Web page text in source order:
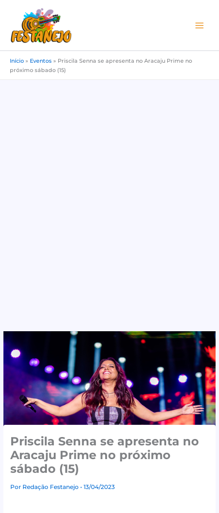
conteúdo
Início » Eventos » Priscila Senna se apresenta no Aracaju Prime no
próximo sábado (15)
Priscila Senna se apresenta no
Aracaju Prime no próximo
sábado (15)
Por Redação Festanejo• 13/04/2023